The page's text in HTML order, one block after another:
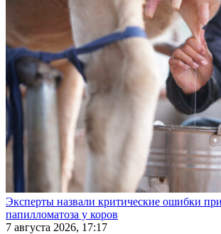
Эксперты назвали критические ошибки
папилломатоза у коров
7 августа 2026, 17:17